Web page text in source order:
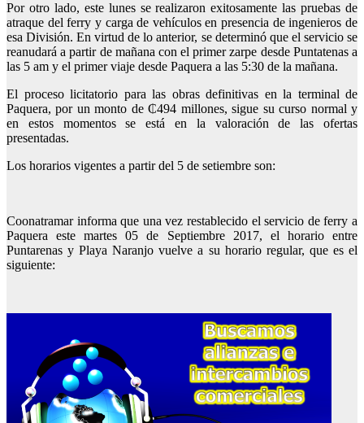
Por otro lado, este lunes se realizaron exitosamente las pruebas de
atraque del ferry y carga de vehículos en presencia de ingenieros de
esa División. En virtud de lo anterior, se determinó que el servicio se
reanudará a partir de mañana con el primer zarpe desde Puntatenas a
las 5 am y el primer viaje desde Paquera a las 5:30 de la mañana.
El proceso licitatorio para las obras definitivas en la terminal de
Paquera, por un monto de ₵494 millones, sigue su curso normal y
en estos momentos se está en la valoración de las ofertas
presentadas.
Los horarios vigentes a partir del 5 de setiembre son:
Coonatramar informa que una vez restablecido el servicio de ferry a
Paquera este martes 05 de Septiembre 2017, el horario entre
Puntarenas y Playa Naranjo vuelve a su horario regular, que es el
siguiente: